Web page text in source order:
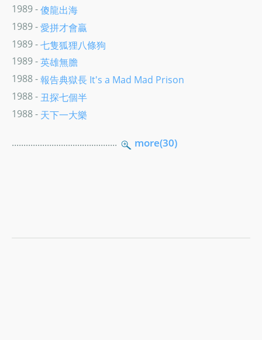
1989 -傻龍出海
1989 -愛拼才會贏
1989 -七隻狐狸八條狗
1989 -英雄無膽
1988 -報告典獄長 It's a Mad Mad Prison
1988 - 丑探七個半
1988 - 天下一大樂
............................................. more(30)